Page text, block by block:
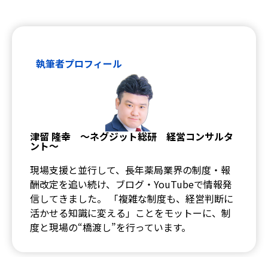
執筆者プロフィール
津留 隆幸 ～ネグジット総研 経営コンサルタ
ント～
現場支援と並行して、長年薬局業界の制度・報
酬改定を追い続け、ブログ・YouTubeで情報発
信してきました。 「複雑な制度も、経営判断に
活かせる知識に変える」ことをモットーに、制
度と現場の“橋渡し”を行っています。